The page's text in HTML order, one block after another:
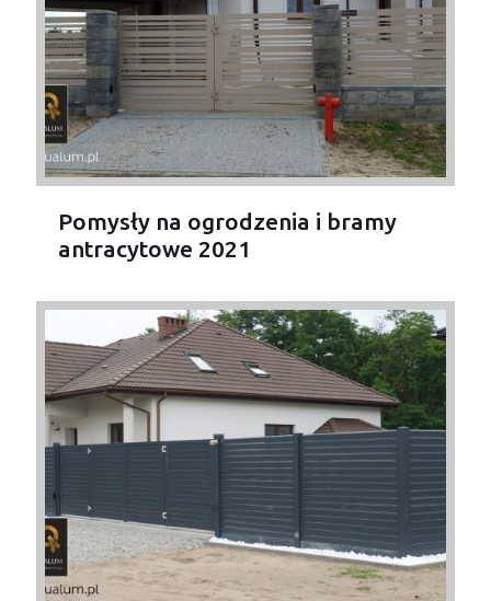
Pomysły na ogrodzenia i bramy
antracytowe 2021